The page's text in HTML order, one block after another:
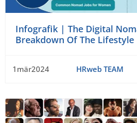
Infografik | The Digital
Breakdown Of The Lifestyle
1mär2024 HRweb TEAM